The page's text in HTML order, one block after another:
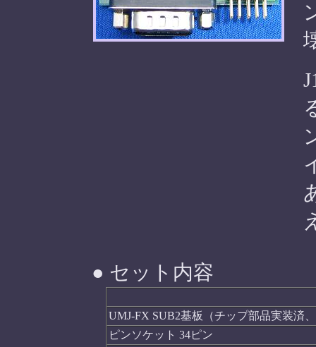
● セット内容
UMJ-FX SUB2基板（チップ部品実装済
ピンソケット 34ピン